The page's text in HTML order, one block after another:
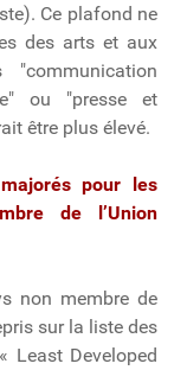
Ce plafond ne
des arts et aux
ou "presse et
être plus élevé.
pour les
de l’Union
non membre de
sur la liste des
Least Developed